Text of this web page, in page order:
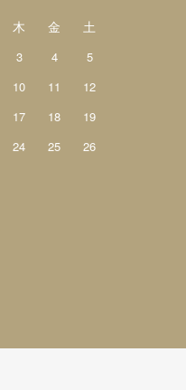
木 金 土
3 4
5
10 11
12
17 18
19
24 25
26